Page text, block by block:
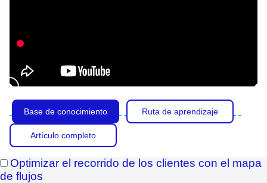
Base de conocimiento Ruta de aprendizaje
Artículo completo
Optimizar el recorrido de los clientes con el mapa
de flujos